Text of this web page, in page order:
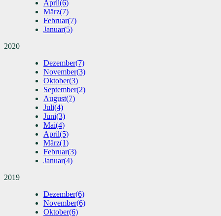
April(6)
März(7)
Februar(7)
Januar(5)
2020
Dezember(7)
November(3)
Oktober(3)
September(2)
August(7)
Juli(4)
Juni(3)
Mai(4)
April(5)
März(1)
Februar(3)
Januar(4)
2019
Dezember(6)
November(6)
Oktober(6)